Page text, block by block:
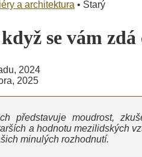
a architektura • Starý
se vám zdá
2024
2025
představuje moudrost,
a hodnotu mezilidských
minulých rozhodnutí.